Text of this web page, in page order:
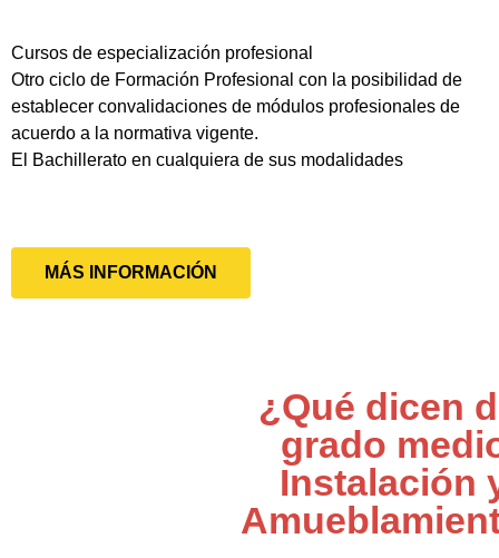
Cursos de especialización profesional
Otro ciclo de Formación Profesional con la posibilidad de
establecer convalidaciones de módulos profesionales de
acuerdo a la normativa vigente.
El Bachillerato en cualquiera de sus modalidades
MÁS INFORMACIÓN
¿Qué dicen
grado
Instalación